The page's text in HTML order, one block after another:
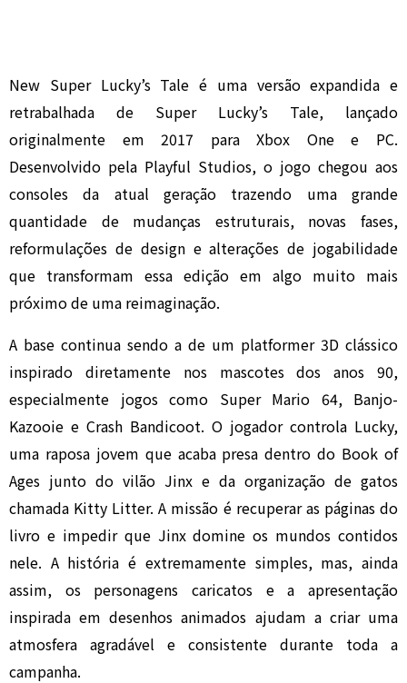
New Super Lucky’s Tale é uma versão expandida e
retrabalhada de Super Lucky’s Tale, lançado
originalmente em 2017 para Xbox One e PC.
Desenvolvido pela Playful Studios, o jogo chegou aos
consoles da atual geração trazendo uma grande
quantidade de mudanças estruturais, novas fases,
reformulações de design e alterações de jogabilidade
que transformam essa edição em algo muito mais
próximo de uma reimaginação.
A base continua sendo a de um platformer 3D clássico
inspirado diretamente nos mascotes dos anos 90,
especialmente jogos como Super Mario 64, Banjo-
Kazooie e Crash Bandicoot. O jogador controla Lucky,
uma raposa jovem que acaba presa dentro do Book of
Ages junto do vilão Jinx e da organização de gatos
chamada Kitty Litter. A missão é recuperar as páginas do
livro e impedir que Jinx domine os mundos contidos
nele. A história é extremamente simples, mas, ainda
assim, os personagens caricatos e a apresentação
inspirada em desenhos animados ajudam a criar uma
atmosfera agradável e consistente durante toda a
campanha.